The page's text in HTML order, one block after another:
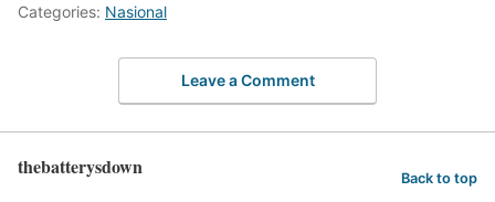
Categories: Nasional
Leave a Comment
thebatterysdown Back to top